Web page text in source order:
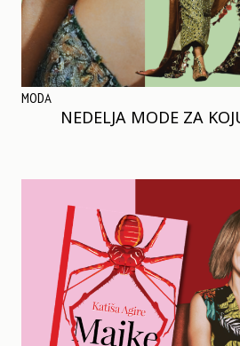
MODA
NEDELJA MODE ZA